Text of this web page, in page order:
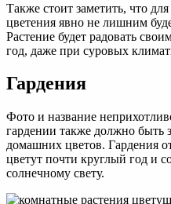
Также стоит заметить, что
цветения явно не лишним
Растение будет радовать
год, даже при суровых
Гардения
Фото и название
гардении также должно быть
домашних цветов. Гардения
цветут почти круглый год и
солнечному свету.